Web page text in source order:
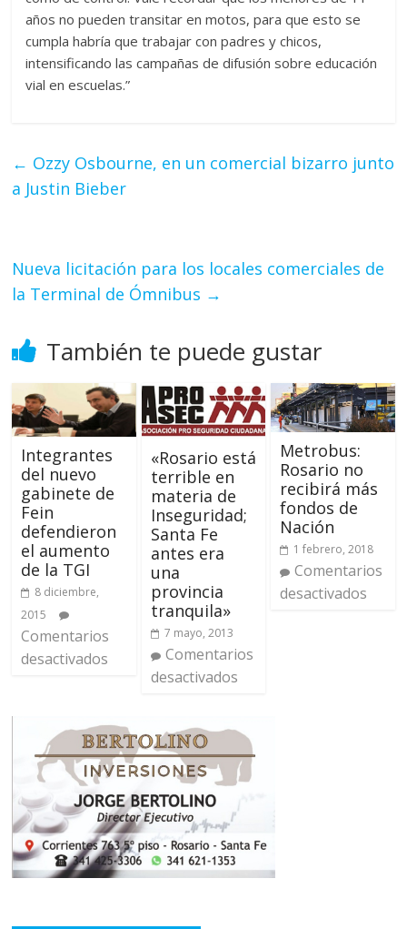
años no pueden transitar en motos, para que esto se
cumpla habría que trabajar con padres y chicos,
intensificando las campañas de difusión sobre educación
vial en escuelas.”
← Ozzy Osbourne, en un comercial bizarro junto
a Justin Bieber
Nueva licitación para los locales comerciales de
la Terminal de Ómnibus →
También te puede gustar
Integrantes
del nuevo
gabinete de
Fein
defendieron
el aumento
de la TGI
8 diciembre,
2015
Comentarios
desactivados
«Rosario está
terrible en
materia de
Inseguridad;
Santa Fe
antes era
una
provincia
tranquila»
7 mayo, 2013
Comentarios
desactivados
Metrobus:
Rosario no
recibirá más
fondos de
Nación
1 febrero, 2018
Comentarios
desactivados